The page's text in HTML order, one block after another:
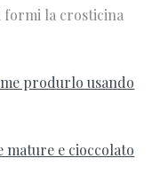
formi la crosticina
produrlo usando
mature e cioccolato